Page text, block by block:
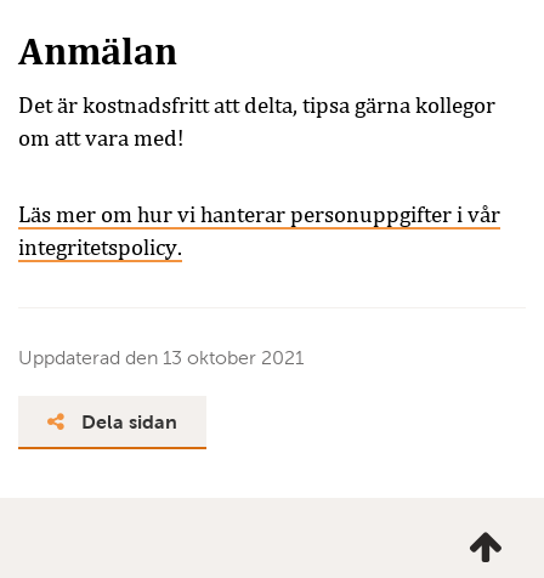
Anmälan
Det är kostnadsfritt att delta, tipsa gärna kollegor
om att vara med!
Läs mer om hur vi hanterar personuppgifter i vår
integritetspolicy.
Uppdaterad den 13 oktober 2021
Dela sidan
mig